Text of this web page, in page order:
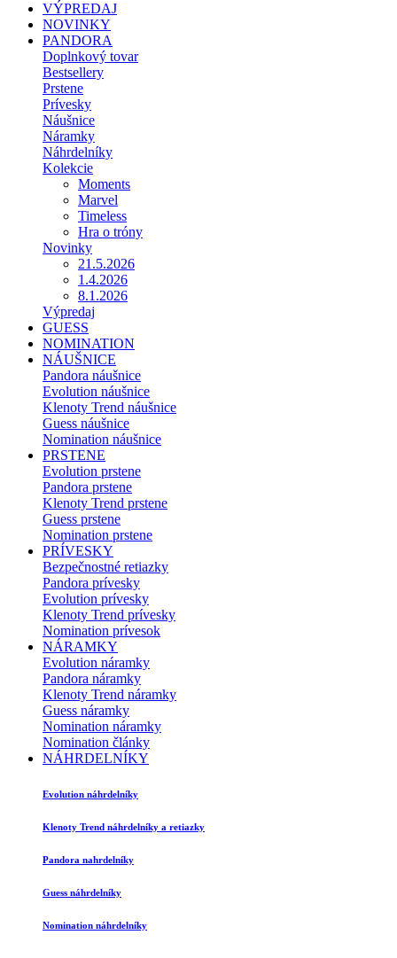
VÝPREDAJ
NOVINKY
PANDORA
Doplnkový tovar
Bestsellery
Prstene
Prívesky
Náušnice
Náramky
Náhrdelníky
Kolekcie
Moments
Marvel
Timeless
Hra o tróny
Novinky
21.5.2026
1.4.2026
8.1.2026
Výpredaj
GUESS
NOMINATION
NÁUŠNICE
Pandora náušnice
Evolution náušnice
Klenoty Trend náušnice
Guess náušnice
Nomination náušnice
PRSTENE
Evolution prstene
Pandora prstene
Klenoty Trend prstene
Guess prstene
Nomination prstene
PRÍVESKY
Bezpečnostné retiazky
Pandora prívesky
Evolution prívesky
Klenoty Trend prívesky
Nomination prívesok
NÁRAMKY
Evolution náramky
Pandora náramky
Klenoty Trend náramky
Guess náramky
Nomination náramky
Nomination články
NÁHRDELNÍKY
Evolution náhrdelníky
Klenoty Trend náhrdelníky a retiazky
Pandora nahrdelníky
Guess náhrdelníky
Nomination náhrdelníky